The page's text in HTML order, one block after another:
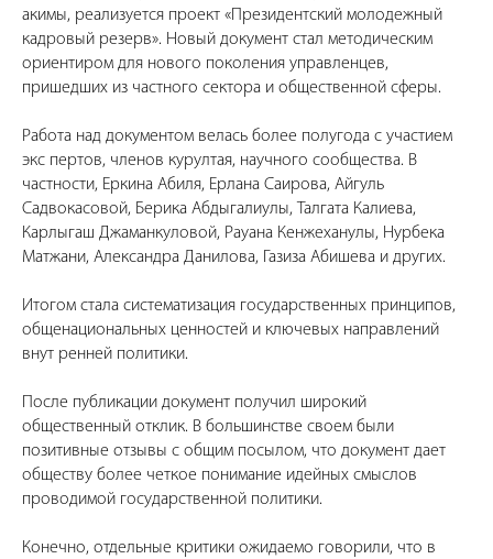
акимы, реализуется проект «Президентский молодежный
кадровый резерв». Новый документ стал методическим
ориентиром для нового поколения управленцев,
пришедших из частного сектора и общественной сферы.
Работа над документом велась более полугода с участием
экс пертов, членов курултая, научного сообщества. В
частности, Еркина Абиля, Ерлана Саирова, Айгуль
Садвокасовой, Берика Абдыгалиулы, Талгата Калиева,
Карлыгаш Джаманкуловой, Рауана Кенжеханулы, Нурбека
Матжани, Александра Данилова, Газиза Абишева и других.
Итогом стала систематизация государственных принципов,
общенациональных ценностей и ключевых направлений
внут ренней политики.
После публикации документ получил широкий
общественный отклик. В большинстве своем были
позитивные отзывы с общим посылом, что документ дает
обществу более четкое понимание идейных смыслов
проводимой государственной политики.
Конечно, отдельные критики ожидаемо говорили, что в